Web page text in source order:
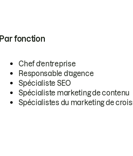
Par fonction
Chef d’entreprise
Responsable d’agence
Spécialiste SEO
Spécialiste marketing de contenu
Spécialistes du marketing de